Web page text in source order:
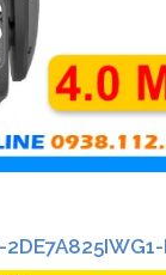
2DE7A825IWG1-